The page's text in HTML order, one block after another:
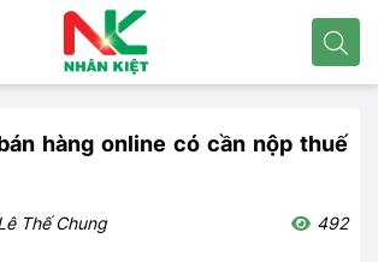
hàng online có cần nộp thuế
Thế Chung 492